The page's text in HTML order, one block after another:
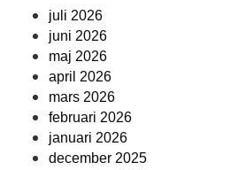
juli 2026
juni 2026
maj 2026
april 2026
mars 2026
februari 2026
januari 2026
december 2025